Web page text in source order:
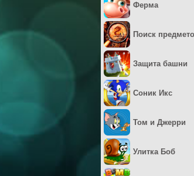
Ферма
Поиск
Защита башни
Соник Икс
Том и Джерри
Улитка Боб